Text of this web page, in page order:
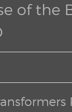
of the